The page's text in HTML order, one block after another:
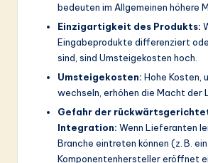
bedeuten im Allgemeinen höhere
Einzigartigkeit des Produkts:
Eingabeprodukte differenziert
sind, sind Umsteigekosten hoch.
Umsteigekosten: Hohe Kosten,
wechseln, erhöhen die Macht der
Gefahr der
Integration: Wenn Lieferanten
Branche eintreten können (z. B. ein
Komponentenhersteller eröffnet